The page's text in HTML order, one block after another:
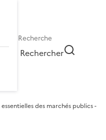
Rechercher
des marchés publics -